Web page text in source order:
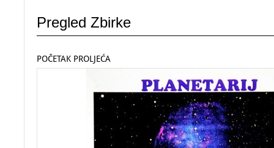
Pregled Zbirke
POČETAK PROLJEĆA